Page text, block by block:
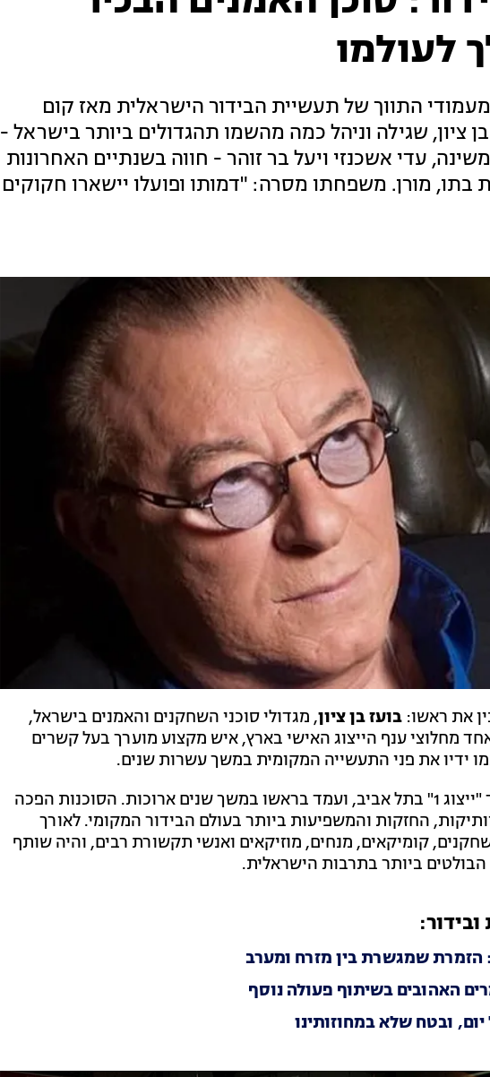
לעולמו
"ייצוג 1", שהיה מעמודי התווך של תעשיית הבידור הישראלית מאז קום
הלך לעולמו בגיל 82. בן ציון, שגילה וניהל כמה מהשמו תהגדולים ביותר בישראל -
עדי אשכנזי ויעל בר זוהר - חווה בשנתיים האחרונות
מורן. משפחתו מסרה: "דמותו ופועלו יישארו חקוקים
את ראשו: בועז בן ציון, מגדולי סוכני השחקנים והאמנים בישראל,
בן ציון נחשב לאחד מחלוצי ענף הייצוג האישי בארץ, איש מקצוע מוערך בעל קשרים
ידיו את פני התעשייה המקומית במשך עשרות שנים.
בשנות ה-80 הקים בן ציון את משרד "ייצוג 1" בתל אביב, ועמד בראשו במשך שנים ארוכות. הסוכנות הפכה
החזקות והמשפיעות ביותר בעולם הבידור המקומי. לאורך
קומיקאים, מנחים, מוזיקאים ואנשי תקשורת רבים, והיה שותף
ביותר בתרבות הישראלית.
הזמרת שמגשרת בין מזרח ומערב
האהובים בשיתוף פעולה נוסף
ובטח שלא במחוזותינו